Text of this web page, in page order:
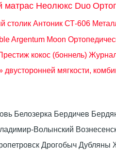
матрас Неолюкс Duo
столик Антоник СТ-606
Argentum Moon
кокос (боннель)
мягкости,
Белозерка Бердичев
Волынский
Дрогобыч